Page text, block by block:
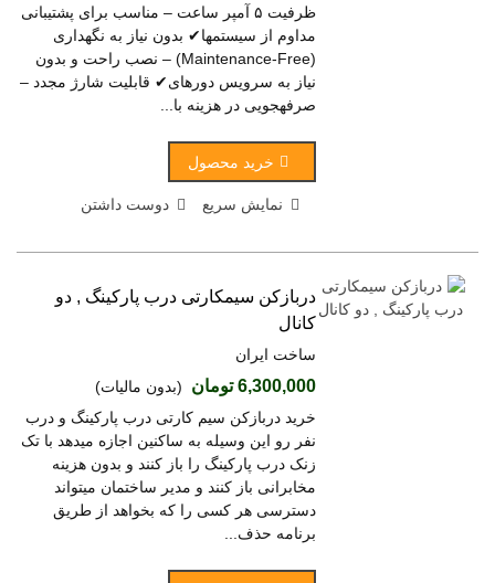
ظرفیت ۵ آمپر ساعت – مناسب برای پشتیبانی
مداوم از سیستمها✔ بدون نیاز به نگهداری
(Maintenance-Free) – نصب راحت و بدون
نیاز به سرویس دورهای✔ قابلیت شارژ مجدد –
صرفهجویی در هزینه با...
خرید محصول
نمایش سریع دوست داشتن
دربازکن سیمکارتی درب پارکینگ , دو
کانال
ساخت ایران
6,300,000 تومان
(بدون مالیات)
خرید دربازکن سیم کارتی درب پارکینگ و درب
نفر رو این وسیله به ساکنین اجازه میدهد با تک
زنک درب پارکینگ را باز کنند و بدون هزینه
مخابرانی باز کنند و مدیر ساختمان میتواند
دسترسی هر کسی را که بخواهد از طریق
برنامه حذف...